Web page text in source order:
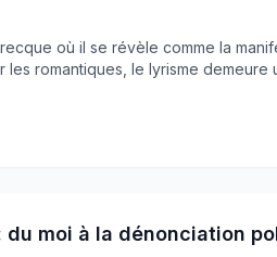
où il se révèle comme la
romantiques, le lyrisme
moi à la dénonciation